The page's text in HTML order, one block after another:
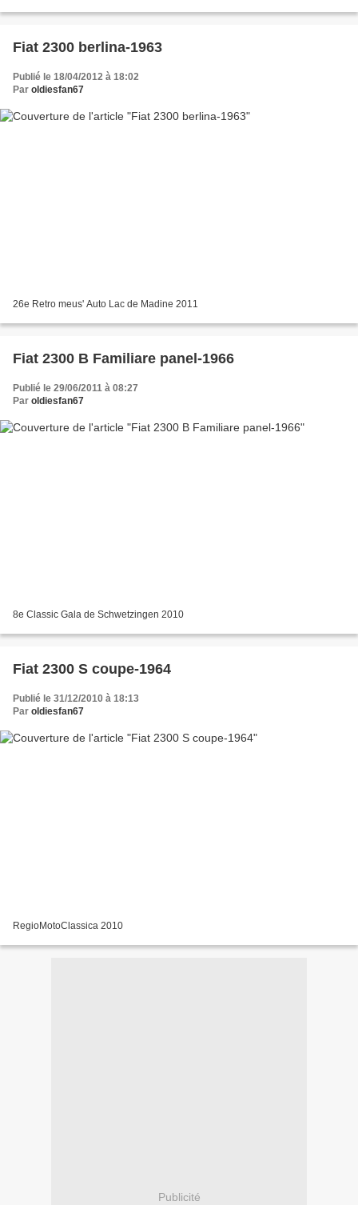
Fiat 2300 berlina-1963
Publié le 18/04/2012 à 18:02
Par oldiesfan67
26e Retro meus' Auto Lac de Madine 2011
Fiat 2300 B Familiare panel-1966
Publié le 29/06/2011 à 08:27
Par oldiesfan67
8e Classic Gala de Schwetzingen 2010
Fiat 2300 S coupe-1964
Publié le 31/12/2010 à 18:13
Par oldiesfan67
RegioMotoClassica 2010
Publicité